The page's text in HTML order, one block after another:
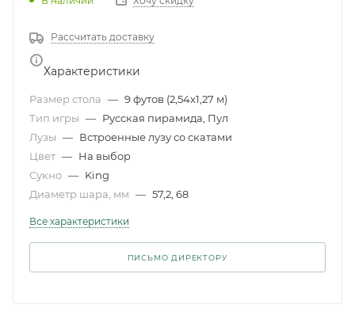
Рассчитать доставку
Характеристики
Размер стола — 9 футов (2,54x1,27 м)
Тип игры — Русская пирамида, Пул
Лузы — Встроенные лузу со скатами
Цвет — На выбор
Сукно — King
Диаметр шара, мм — 57,2, 68
Все характеристики
ПИСЬМО ДИРЕКТОРУ